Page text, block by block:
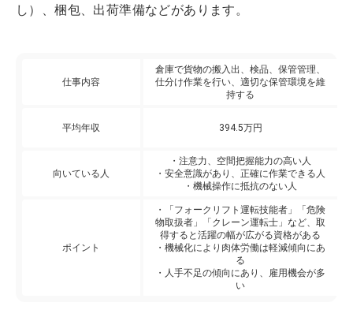
し）、梱包、出荷準備などがあります。
仕事内容
倉庫で貨物の搬入出、検品、保管管理、
仕分け作業を行い、適切な保管環境を維
持する
平均年収 394.5万円
向いている人
・注意力、空間把握能力の高い人
・安全意識があり、正確に作業できる人
・機械操作に抵抗のない人
ポイント
・「フォークリフト運転技能者」「危険
物取扱者」「クレーン運転士」など、取
得すると活躍の幅が広がる資格がある
・機械化により肉体労働は軽減傾向にあ
る
・人手不足の傾向にあり、雇用機会が多
い